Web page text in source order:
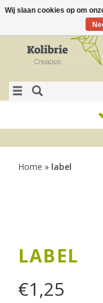
Home » label
LABEL
€1,25
Wij slaan cookies op om